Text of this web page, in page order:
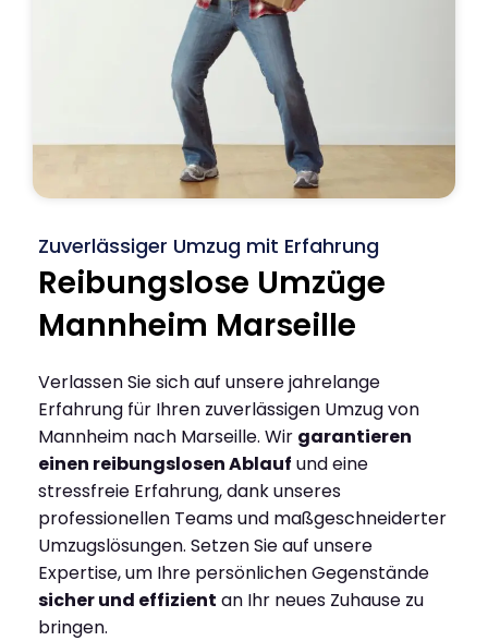
Zuverlässiger Umzug mit Erfahrung
Reibungslose Umzüge
Mannheim Marseille
Verlassen Sie sich auf unsere jahrelange
Erfahrung für Ihren zuverlässigen Umzug von
Mannheim nach Marseille. Wir garantieren
einen reibungslosen Ablauf und eine
stressfreie Erfahrung, dank unseres
professionellen Teams und maßgeschneiderter
Umzugslösungen. Setzen Sie auf unsere
Expertise, um Ihre persönlichen Gegenstände
sicher und effizient an Ihr neues Zuhause zu
bringen.